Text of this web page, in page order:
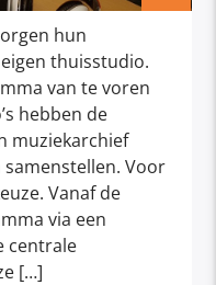
hun
thuisstudio.
van te voren
hebben de
muziekarchief
Voor
Vanaf de
via een
centrale
[…]